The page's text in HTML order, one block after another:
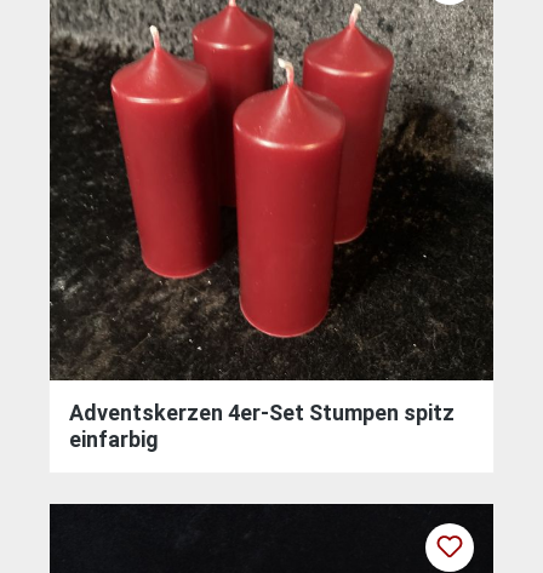
Adventskerzen 4er-Set Stumpen spitz
einfarbig